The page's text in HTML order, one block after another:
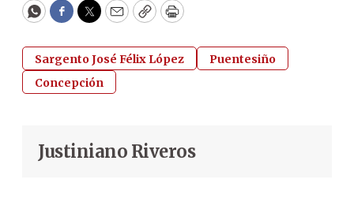
WhatsApp
Facebook
Twitter
EmailCopyPrint
Sargento José Félix López
Puentesiño
Concepción
Justiniano Riveros